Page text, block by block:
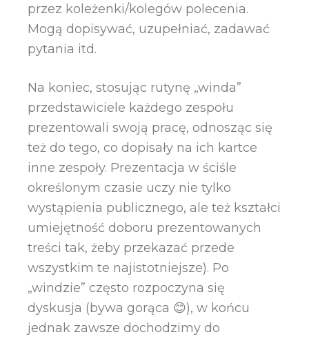
przez koleżenki/kolegów polecenia.
Mogą dopisywać, uzupełniać, zadawać
pytania itd.
Na koniec, stosując rutynę „winda”
przedstawiciele każdego zespołu
prezentowali swoją pracę, odnosząc się
też do tego, co dopisały na ich kartce
inne zespoły. Prezentacja w ściśle
określonym czasie uczy nie tylko
wystąpienia publicznego, ale też kształci
umiejętność doboru prezentowanych
treści tak, żeby przekazać przede
wszystkim te najistotniejsze). Po
„windzie” często rozpoczyna się
dyskusja (bywa gorąca 😊), w końcu
jednak zawsze dochodzimy do